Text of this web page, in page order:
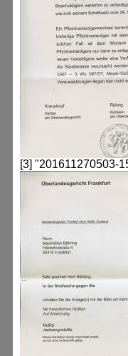
[3] "201611270503-